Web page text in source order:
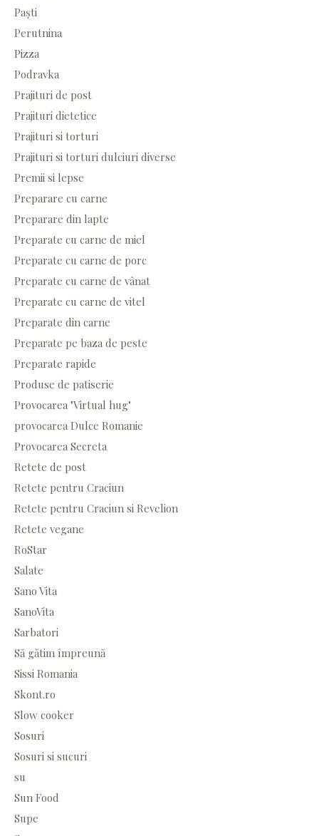
Paști
Perutnina
Pizza
Podravka
Prajituri de post
Prajituri dietetice
Prajituri si torturi
Prajituri si torturi dulciuri diverse
Premii si lepse
Preparare cu carne
Preparare din lapte
Preparate cu carne de miel
Preparate cu carne de porc
Preparate cu carne de vânat
Preparate cu carne de vitel
Preparate din carne
Preparate pe baza de peste
Preparate rapide
Produse de patiserie
Provocarea "Virtual hug"
provocarea Dulce Romanie
Provocarea Secreta
Retete de post
Retete pentru Craciun
Retete pentru Craciun si Revelion
Retete vegane
RoStar
Salate
Sano Vita
SanoVita
Sarbatori
Să gătim împreună
Sissi Romania
Skont.ro
Slow cooker
Sosuri
Sosuri si sucuri
su
Sun Food
Supe